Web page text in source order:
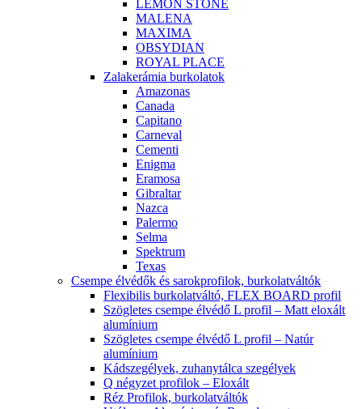
LEMON STONE
MALENA
MAXIMA
OBSYDIAN
ROYAL PLACE
Zalakerámia burkolatok
Amazonas
Canada
Capitano
Carneval
Cementi
Enigma
Eramosa
Gibraltar
Nazca
Palermo
Selma
Spektrum
Texas
Csempe élvédők és sarokprofilok, burkolatváltók
Flexibilis burkolatváltó, FLEX BOARD profil
Szögletes csempe élvédő L profil – Matt eloxált
alumínium
Szögletes csempe élvédő L profil – Natúr
alumínium
Kádszegélyek, zuhanytálca szegélyek
Q négyzet profilok – Eloxált
Réz Profilok, burkolatváltók